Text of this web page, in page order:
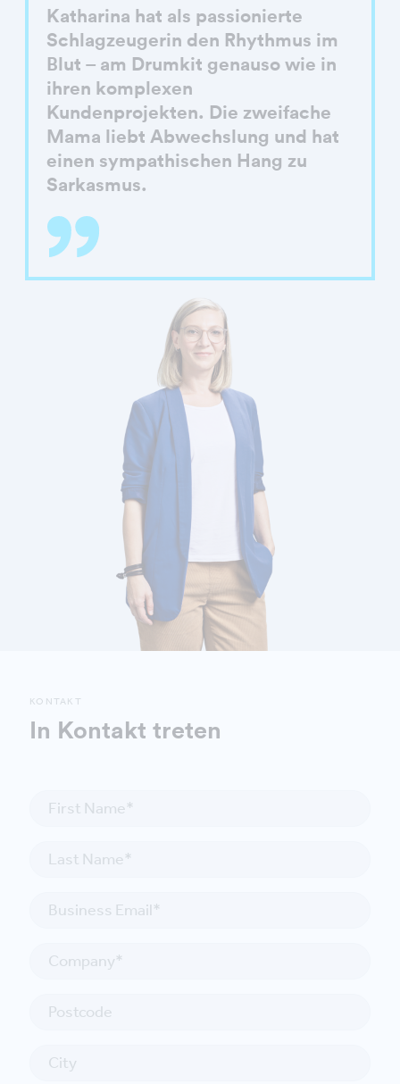
Katharina hat als passionierte
Schlagzeugerin den Rhythmus im
Blut – am Drumkit genauso wie in
ihren komplexen
Kundenprojekten. Die zweifache
Mama liebt Abwechslung und hat
einen sympathischen Hang zu
Sarkasmus.
KONTAKT
In Kontakt treten